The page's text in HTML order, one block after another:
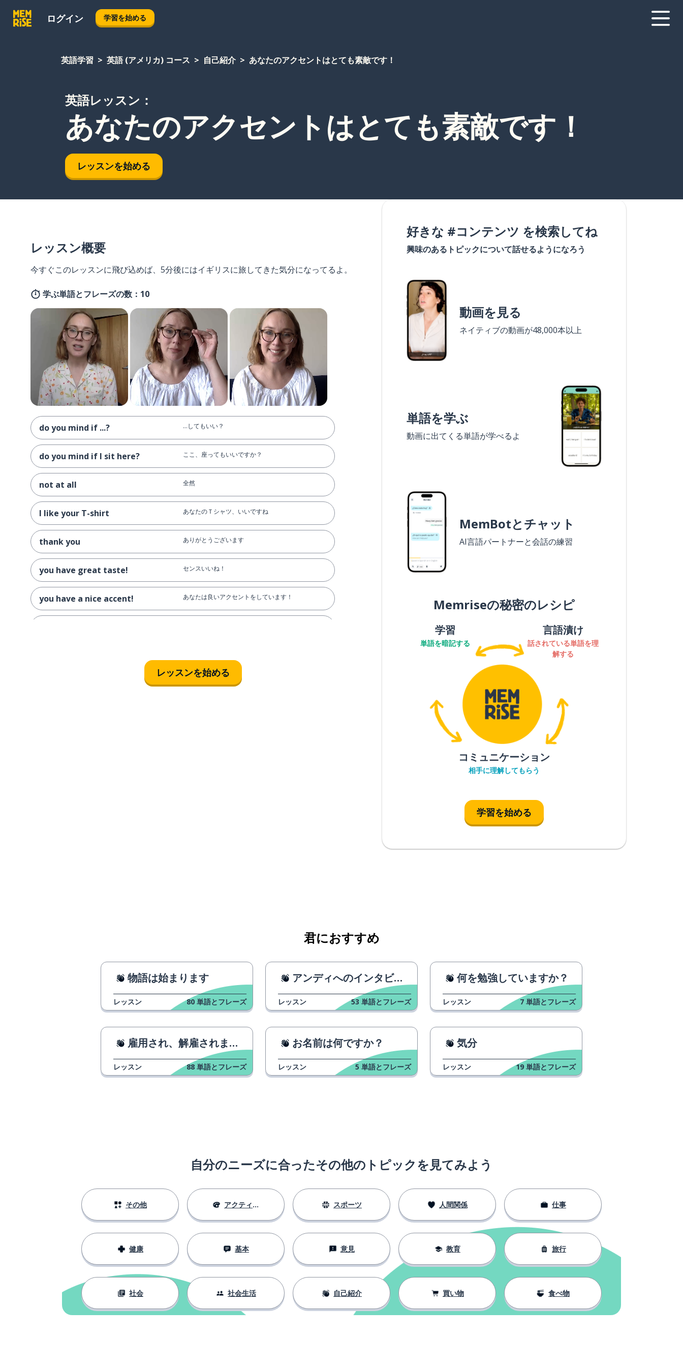
ログイン 学習を始める
英語学習 英語 (アメリカ) コース 自己紹介 あなたのアクセントはとても素敵です！
英語レッスン：
あなたのアクセントはとても素敵です！
レッスンを始める
レッスン概要
今すぐこのレッスンに飛び込めば、5分後にはイギリスに旅してきた気分になってるよ。
学ぶ単語とフレーズの数：10
do you mind if ...? …してもいい？
do you mind if I sit here? ここ、座ってもいいですか？
not at all 全然
I like your T-shirt あなたのＴシャツ、いいですね
thank you ありがとうございます
you have great taste! センスいいね！
you have a nice accent! あなたは良いアクセントをしています！
レッスンを始める
好きな #コンテンツ を検索してね
興味のあるトピックについて話せるようになろう
動画を見る
ネイティブの動画が48,000本以上
単語を学ぶ
動画に出てくる単語が学べるよ
MemBotとチャット
AI言語パートナーと会話の練習
Memriseの秘密のレシピ
学習
単語を暗記する
言語漬け
話されている単語を理
解する
コミュニケーション
相手に理解してもらう
学習を始める
君におすすめ
物語は始まります
レッスン 80 単語とフレーズ
アンディへのインタビュー
レッスン 53 単語とフレーズ
何を勉強していますか？
レッスン 7 単語とフレーズ
雇用され、解雇されました
レッスン 88 単語とフレーズ
お名前は何ですか？
レッスン 5 単語とフレーズ
気分
レッスン 19 単語とフレーズ
自分のニーズに合ったその他のトピックを見てみよう
その他 アクティビティ スポーツ 人間関係 仕事
健康 基本 意見 教育 旅行
社会 社会生活 自己紹介 買い物 食べ物